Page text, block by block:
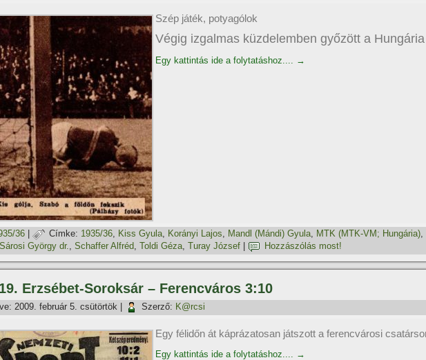
Szép játék, potyagólok
Végig izgalmas küzdelemben győzött a Hungária
Egy kattintás ide a folytatáshoz.... →
36 Címke: 1935/36, Kiss Gyula, Korányi Lajos, Mandl (Mándi) Gyula, MTK (MTK-VM; Hungária),
Sárosi György dr., Schaffer Alfréd, Toldi Géza, Turay József Hozzászólás most!
Erzsébet-Soroksár – Ferencváros 3:10
2009. február 5. csütörtök Szerző: K@rcsi
Egy félidőn át káprázatosan játszott a ferencvárosi
Egy kattintás ide a folytatáshoz.... →